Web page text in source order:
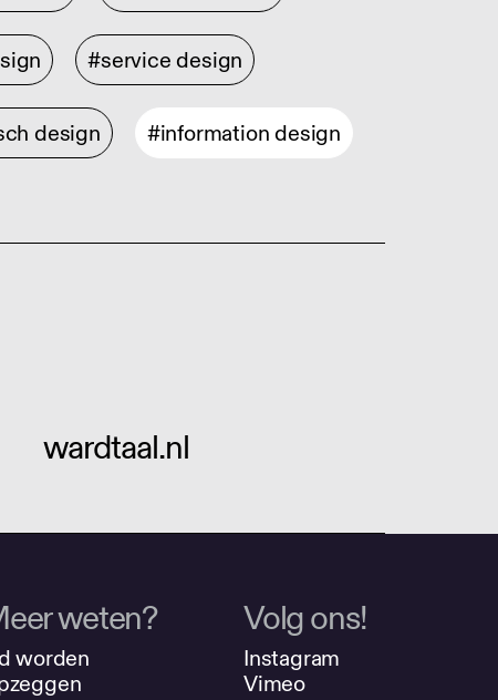
#service design
design #information design
wardtaal.nl
weten?
worden
Volg ons!
Instagram
Vimeo